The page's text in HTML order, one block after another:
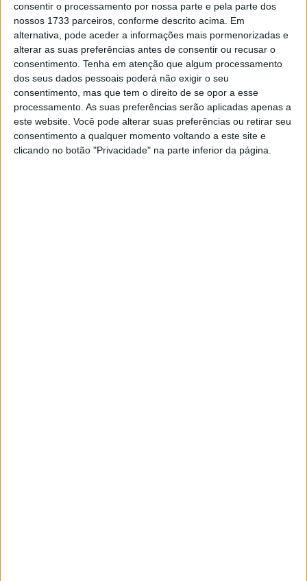
consentir o processamento por nossa parte e pela parte dos
nossos 1733 parceiros, conforme descrito acima. Em
alternativa, pode aceder a informações mais pormenorizadas e
alterar as suas preferências antes de consentir ou recusar o
consentimento. Tenha em atenção que algum processamento
dos seus dados pessoais poderá não exigir o seu
consentimento, mas que tem o direito de se opor a esse
processamento. As suas preferências serão aplicadas apenas a
este website. Você pode alterar suas preferências ou retirar seu
consentimento a qualquer momento voltando a este site e
clicando no botão "Privacidade" na parte inferior da página.
em garantir um final louvável para a Hero MotoSports no
Dakar 2025.
Nacho Cornejo:“A sétima etapa está concluída e hoje
diverti-me muito a conduzir no deserto. A cada dia que
passa, sinto-me mais confiante na minha moto e estou
determinado a recuperar terreno na classificação geral. O
meu objetivo é conseguir um bom resultado para a minha
incrível equipa, que tem trabalhado incansavelmente nos